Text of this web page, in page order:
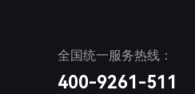
全国统一服务热线：
400-9261-511